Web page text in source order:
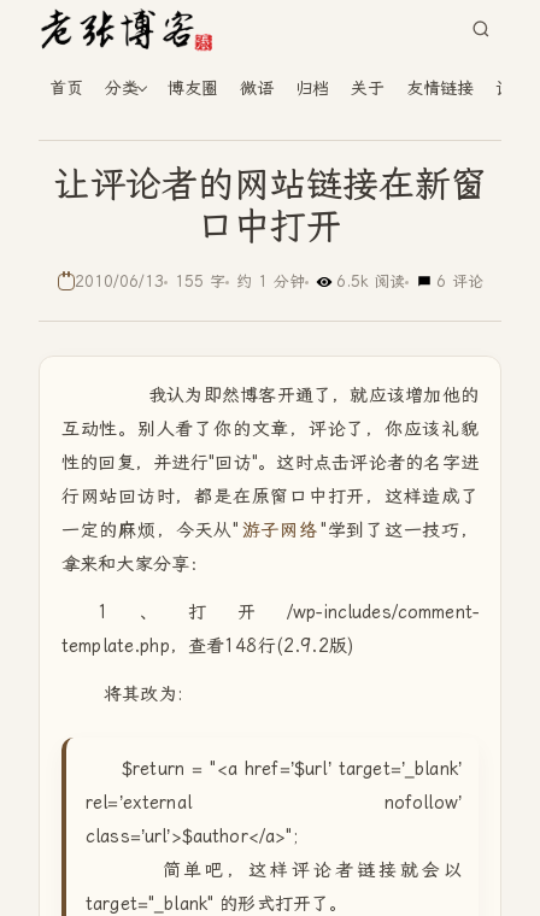
首页 分类 博友圈 微语 归档 关于 友情链接 读者
让评论者的网站链接在新窗
口中打开
2010/06/13 155 字 约 1 分钟 6.5k 阅读 6 评论
我认为即然博客开通了，就应该增加他的
互动性。别人看了你的文章，评论了，你应该礼貌
性的回复，并进行"回访"。这时点击评论者的名字进
行网站回访时，都是在原窗口中打开，这样造成了
一定的麻烦，今天从" 游子网络"学到了这一技巧，
拿来和大家分享：
1、打开/wp-includes/comment-
template.php，查看148行(2.9.2版)
将其改为:
$return = "<a href=’$url’ target=’_blank’
rel=’external nofollow’
class=’url’>$author</a>";
简单吧，这样评论者链接就会以
target="_blank" 的形式打开了。